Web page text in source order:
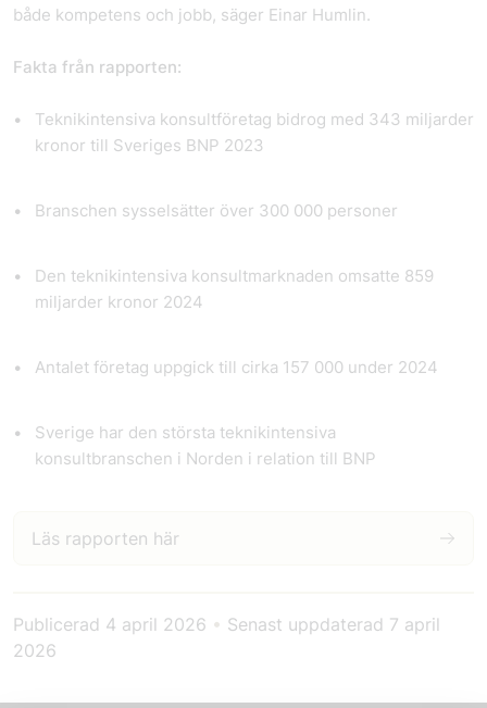
både kompetens och jobb, säger Einar Humlin.
Fakta från rapporten:
Teknikintensiva konsultföretag bidrog med 343 miljarder
kronor till Sveriges BNP 2023
Branschen sysselsätter över 300 000 personer
Den teknikintensiva konsultmarknaden omsatte 859
miljarder kronor 2024
Antalet företag uppgick till cirka 157 000 under 2024
Sverige har den största teknikintensiva
konsultbranschen i Norden i relation till BNP
Läs rapporten här
Publicerad 4 april 2026 • Senast uppdaterad 7 april
2026